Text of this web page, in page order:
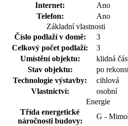
Internet:
Ano
Telefon:
Ano
Základní vlastnosti
Číslo podlaží v domě:
3
Celkový počet podlaží:
3
Umístění objektu:
klidná
Stav objektu:
po
Technologie výstavby:
cihlová
Vlastnictví:
osobní
Energie
Třída energetické
náročnosti budovy:
G -